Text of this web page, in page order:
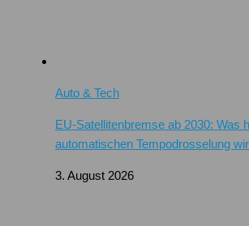
Auto & Tech
EU-Satellitenbremse ab 2030: Was
automatischen Tempodrosselung
3. August 2026